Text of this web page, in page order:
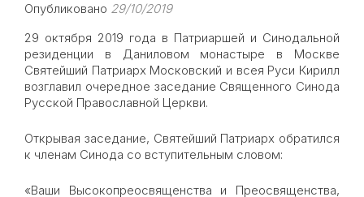
Опубликовано 29/10/2019
29 октября 2019 года в Патриаршей и Синодальной
резиденции в Даниловом монастыре в Москве
Святейший Патриарх Московский и всея Руси Кирилл
возглавил очередное заседание Священного Синода
Русской Православной Церкви.
Открывая заседание, Святейший Патриарх обратился
к членам Синода со вступительным словом:
«Ваши Высокопреосвященства и Преосвященства,